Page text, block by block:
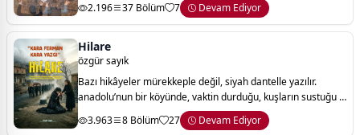
2.196
37 Bölüm 7 Devam Ediyor
Hilare
özgür sayık
Bazı hikâyeler mürekkeple değil, siyah dantelle yazılır.
anadolu’nun bir köyünde, vaktin durduğu, kuşların sustuğu o
meşum sabahta; beyaz gelinlik kefen rengine büründü.
hilare, kaynayan suyun sesinde
3.963 8 Bölüm 27 Devam Ediyor